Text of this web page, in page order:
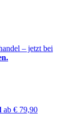
– jetzt bei
ab € 79,90